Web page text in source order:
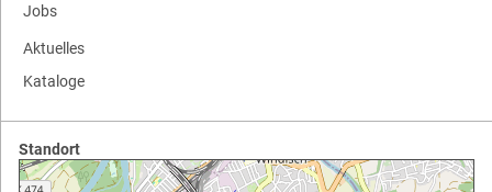
Jobs
Aktuelles
Kataloge
Standort